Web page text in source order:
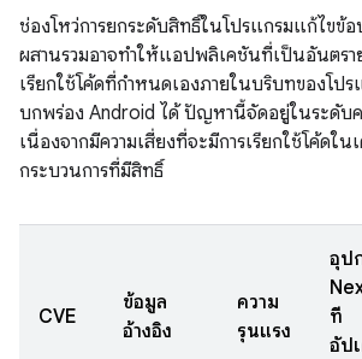
ช่องโหว่การยกระดับสิทธิ์ในโปรแกรมแก้ไขข้
ผสานรวมอาจทำให้แอปพลิเคชันที่เป็นอันตรา
เรียกใช้โค้ดที่กำหนดเองภายในบริบทของโป
บกพร่อง Android ได้ ปัญหานี้จัดอยู่ในระดับค
เนื่องจากมีความเสี่ยงที่จะมีการเรียกใช้โค้ดใ
กระบวนการที่มีสิทธิ์
CVE
ข้อมูล
อ้างอิง
ความ
รุนแรง
อุป
ที่
อัป